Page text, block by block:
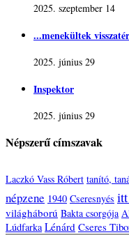
2025. szeptember 14
...menekültek
2025. június 29
Inspektor
2025. június 29
Népszerű címszavak
Laczkó Vass Róbert tanító,
népzene 1940 Cseresnyés
világháború Bakta csorgója
Lúdfarka Lénárd Cseres